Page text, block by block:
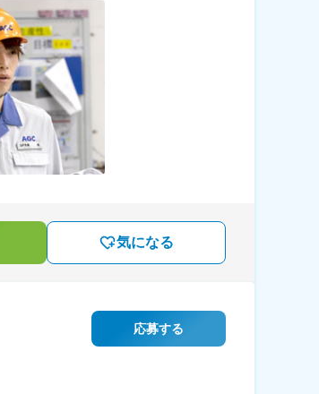
気になる
応募する